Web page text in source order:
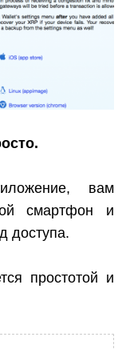
вам
смартфон и
доступа.
простотой и